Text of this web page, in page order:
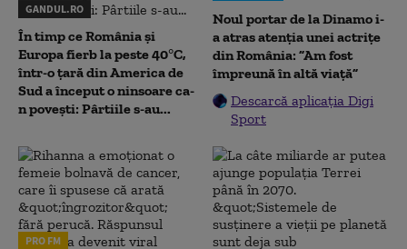
GANDUL.RO
În timp ce România și
Europa fierb la peste 40°C,
într-o țară din America de
Sud a început o ninsoare ca-
n povești: Pârtiile s-au...
Noul portar de la Dinamo i-
a atras atenția unei actrițe
din România: ”Am fost
împreună în altă viață”
Descarcă aplicația Digi
Sport
PRO FM